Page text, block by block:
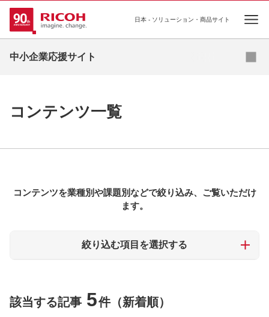
Open
日本 - ソリューション・商品サイト
中小企業応援サイト
事例集
コンテンツ一覧
コンテンツを業種別や課題別などで絞り込み、ご覧いただけ
ます。
絞り込む項目を選択する
該当する記事 5件（新着順）